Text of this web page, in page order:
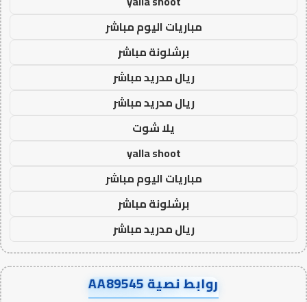
مباريات اليوم مباشر
برشلونة مباشر
ريال مدريد مباشر
ريال مدريد مباشر
يلا شوت
yalla shoot
مباريات اليوم مباشر
برشلونة مباشر
ريال مدريد مباشر
روابط نصية AA89545